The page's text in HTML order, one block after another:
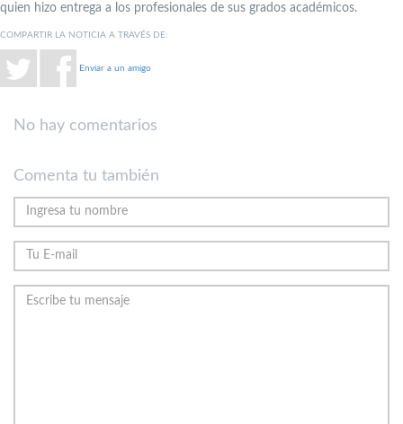
quien hizo entrega a los profesionales de sus grados académicos.
COMPARTIR LA NOTICIA A TRAVÉS DE:
Enviar a un amigo
No hay comentarios
Comenta tu también